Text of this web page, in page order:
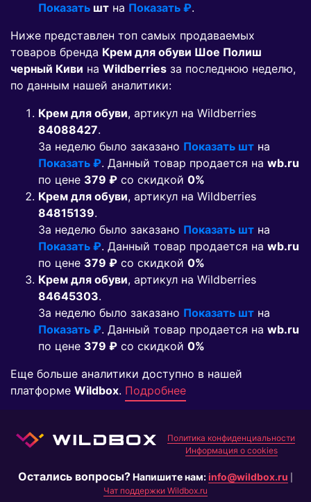
Показать шт на Показать ₽.
Ниже представлен топ самых продаваемых
товаров бренда Крем для обуви Шое Полиш
черный Киви на Wildberries за последнюю неделю,
по данным нашей аналитики:
Крем для обуви, артикул на Wildberries
84088427.
За неделю было заказано Показать шт на
Показать ₽. Данный товар продается на wb.ru
по цене 379 ₽ co скидкой 0%
Крем для обуви, артикул на Wildberries
84815139.
За неделю было заказано Показать шт на
Показать ₽. Данный товар продается на wb.ru
по цене 379 ₽ co скидкой 0%
Крем для обуви, артикул на Wildberries
84645303.
За неделю было заказано Показать шт на
Показать ₽. Данный товар продается на wb.ru
по цене 379 ₽ co скидкой 0%
Еще больше аналитики доступно в нашей
платформе Wildbox. Подробнее
Политика конфиденциальности
Информация о cookies
Остались вопросы?Напишите нам:info@wildbox.ru
Чат поддержки Wildbox.ru